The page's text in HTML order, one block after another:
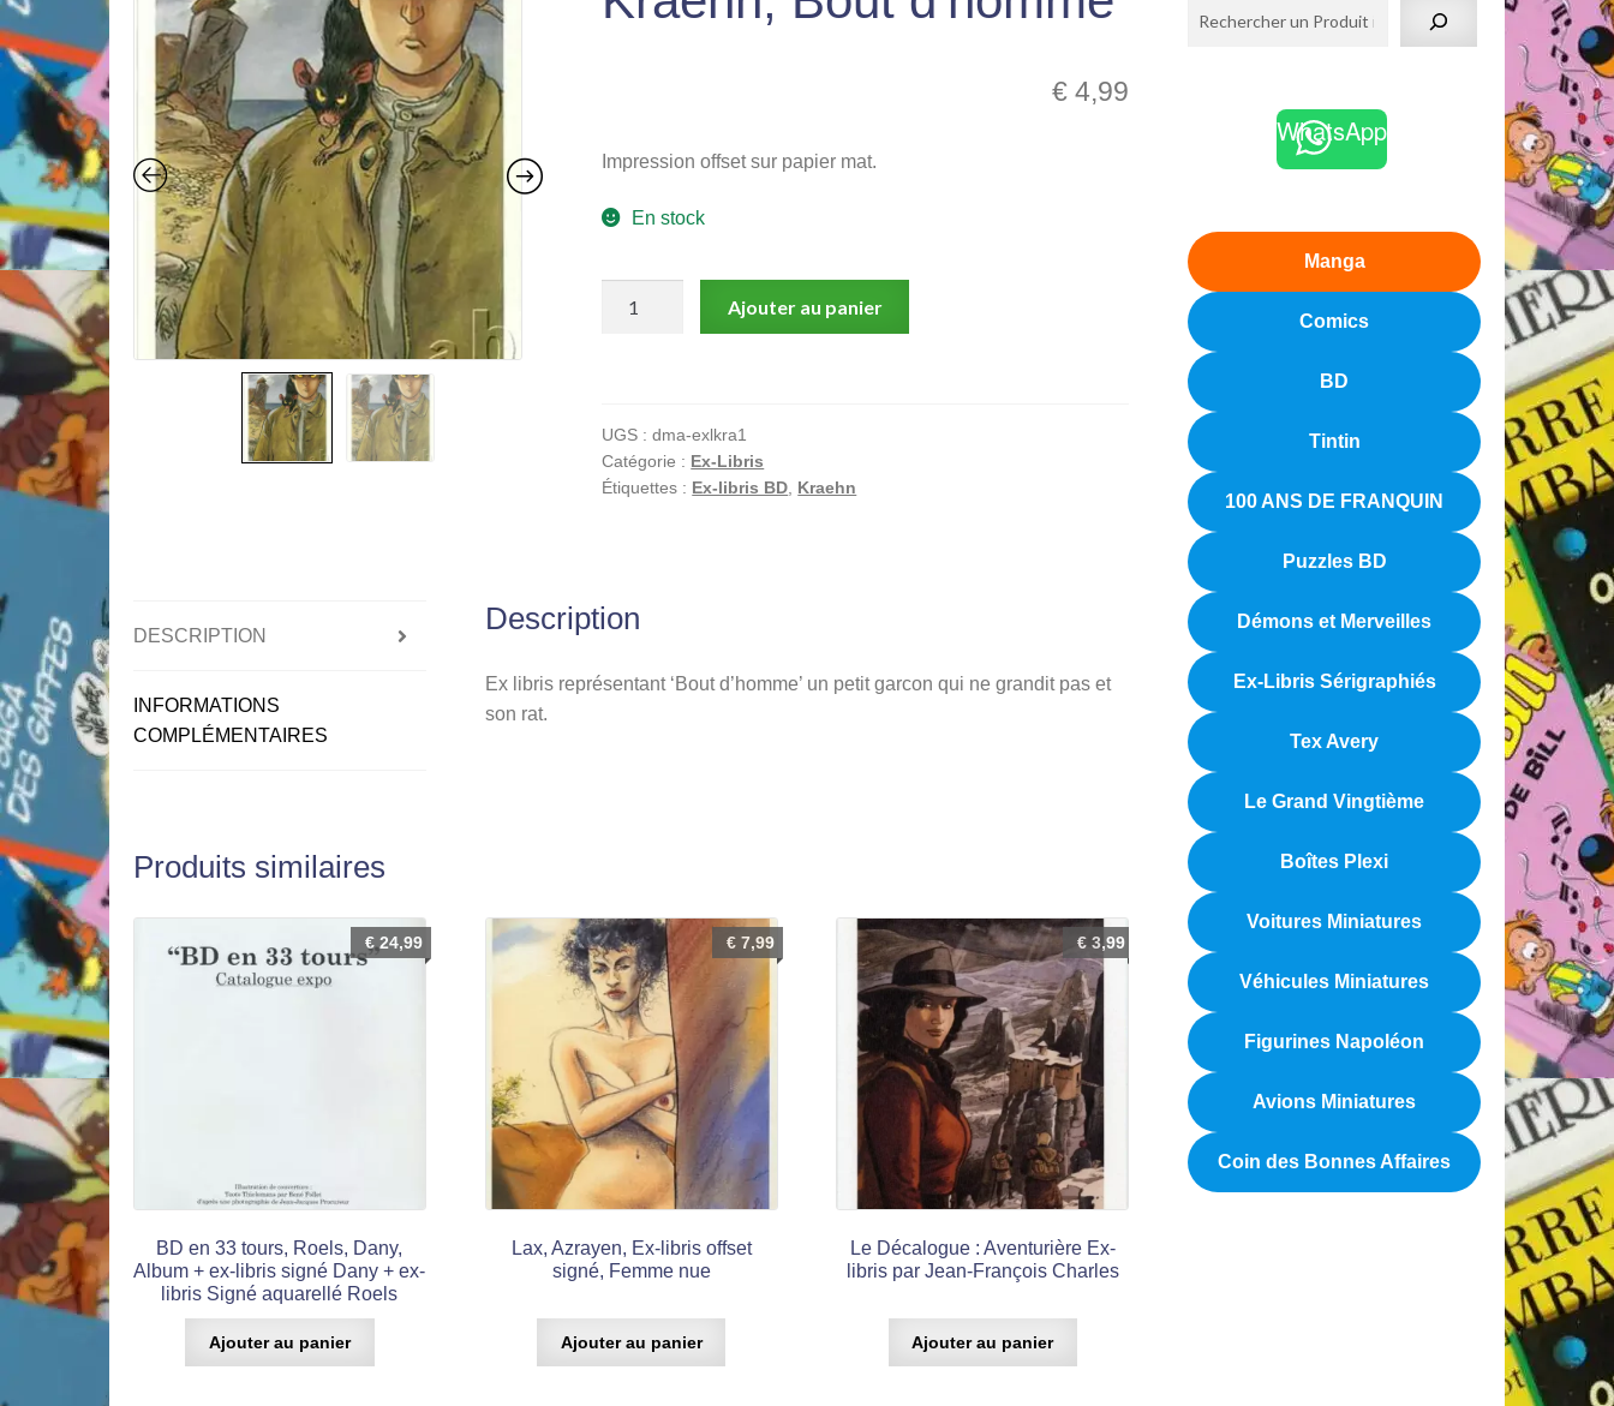
€ 4,99
Impression offset sur papier mat.
En stock
Ajouter au panier
UGS :dma-exlkra1
Catégorie : Ex-Libris
Étiquettes : Ex-libris BD Kraehn
DESCRIPTION
INFORMATIONS
COMPLÉMENTAIRES
Description
Ex libris représentant ‘Bout d’homme’ un petit garcon qui ne grandit pas et
son rat.
Produits similaires
BD en 33 tours, Roels, Dany,
Album + ex-libris signé Dany + ex-
libris Signé aquarellé Roels
€24,99
Ajouter au panier
Lax, Azrayen, Ex-libris offset
signé, Femme nue
€7,99
Ajouter au panier
Le Décalogue : Aventurière Ex-
libris par Jean-François Charles
€ 3,99
Ajouter au panier
WhatsApp
Manga
Comics
BD
Tintin
100 ANS DE FRANQUIN
Puzzles BD
Démons et Merveilles
Ex-Libris Sérigraphiés
Tex Avery
Le Grand Vingtième
Boîtes Plexi
Voitures Miniatures
Véhicules Miniatures
Figurines Napoléon
Avions Miniatures
Coin des Bonnes Affaires